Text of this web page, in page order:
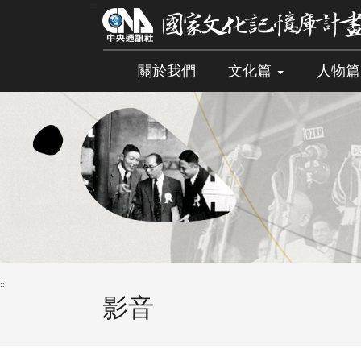
內
關於我們 文化篇 人物篇
:::
影音